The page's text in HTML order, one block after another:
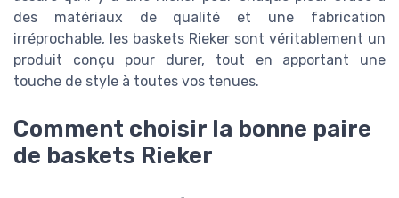
des matériaux de qualité et une fabrication
irréprochable, les baskets Rieker sont véritablement un
produit conçu pour durer, tout en apportant une
touche de style à toutes vos tenues.
Comment choisir la bonne paire
de baskets Rieker